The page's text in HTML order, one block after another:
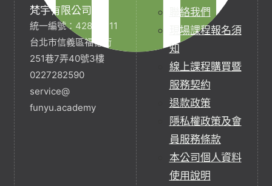
梵宇有限公司
統一編號：42854211
台北市信義區福德街
251巷7弄40號3樓
0227282590
service@
funyu.academy
聯絡我們
現場課程報名須
知
線上課程購買暨
服務契約
退款政策
隱私權政策及會
員服務條款
本公司個人資料
使用說明